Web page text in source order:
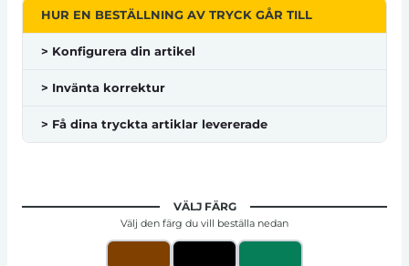
HUR EN BESTÄLLNING AV TRYCK GÅR TILL
> Konfigurera din artikel
> Invänta korrektur
> Få dina tryckta artiklar levererade
VÄLJ FÄRG
Välj den färg du vill beställa nedan